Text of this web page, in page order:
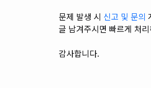
문제 발생 시 신고 및 문의
글 남겨주시면 빠르게 처
감사합니다.